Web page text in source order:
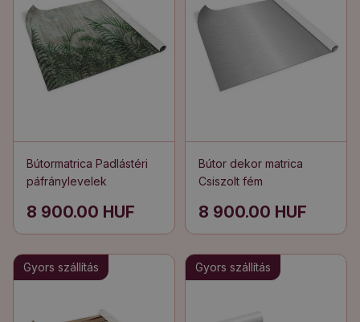
Bútormatrica Padlástéri
páfránylevelek
8 900.00 HUF
Bútor dekor matrica
Csiszolt fém
8 900.00 HUF
Gyors szállítás Gyors szállítás